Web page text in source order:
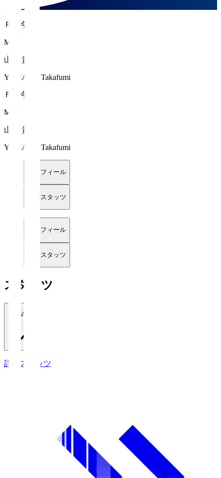
ＦＣ今治
MF 7
山田 貴文
YAMADA Takafumi
ＦＣ今治
MF 7
山田 貴文
YAMADA Takafumi
プロフィール
詳細スタッツ
プロフィール
詳細スタッツ
スタッツ
2026/27
詳細スタッツ